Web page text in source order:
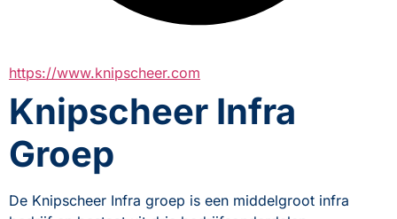
https://www.knipscheer.com
Knipscheer Infra
Groep
De Knipscheer Infra groep is een middelgroot infra